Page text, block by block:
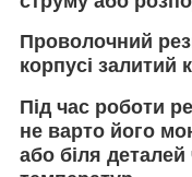
Проволочний
корпусі залитий
Під час роботи
не варто його
або біля